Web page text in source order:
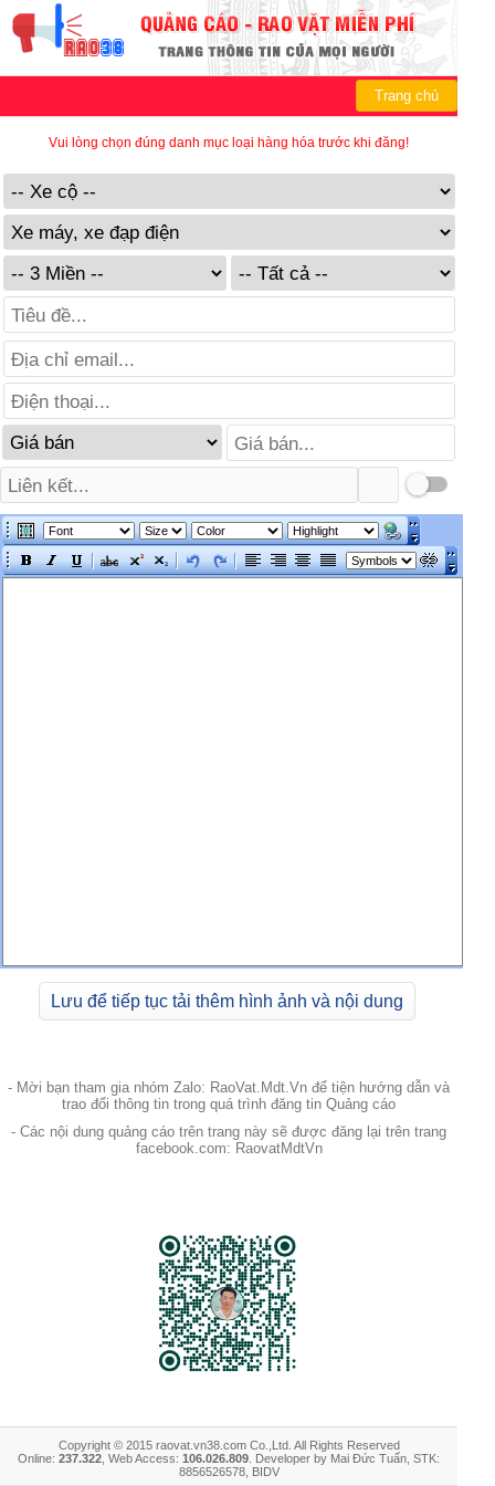
Trang chủ
Vui lòng chọn đúng danh mục loại hàng hóa trước khi đăng!
Lưu để tiếp tục tải thêm hình ảnh và nội dung
- Mời bạn tham gia nhóm Zalo: RaoVat.Mdt.Vn để tiện hướng dẫn và
trao đổi thông tin trong quá trình đăng tin Quảng cáo
- Các nội dung quảng cáo trên trang này sẽ được đăng lại trên trang
facebook.com: RaovatMdtVn
Copyright © 2015 raovat.vn38.com Co.,Ltd. All Rights Reserved
Online: 237.322 , Web Access: 106.026.809 . Developer by Mai Đức Tuấn, STK:
8856526578, BIDV